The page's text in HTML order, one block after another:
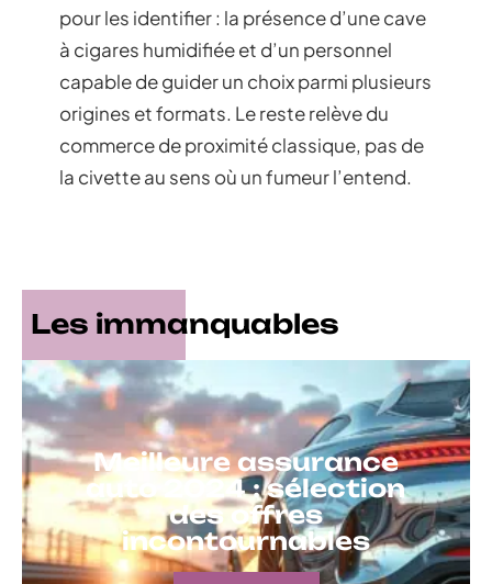
pour les identifier : la présence d’une cave
à cigares humidifiée et d’un personnel
capable de guider un choix parmi plusieurs
origines et formats. Le reste relève du
commerce de proximité classique, pas de
la civette au sens où un fumeur l’entend.
Les immanquables
Meilleure assurance
auto 2024 : sélection
des offres
incontournables